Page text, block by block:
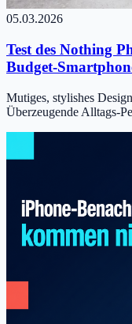
05.03.2026
Test des Nothing
Budget-
Mutiges, stylishes
Überzeugende Alltags-